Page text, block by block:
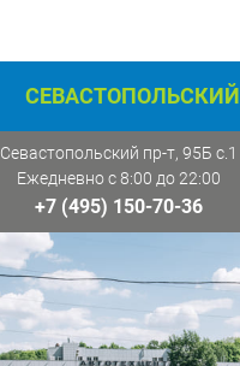
СЕВАСТОПОЛЬСКИЙ
Севастопольский пр-т, 95Б с.1
Ежедневно с 8:00 до 22:00
+7 (495) 150-70-36